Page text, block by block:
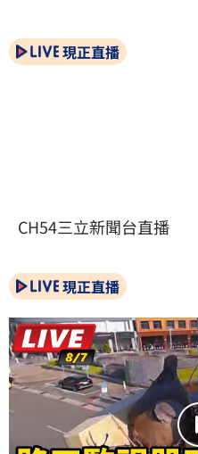
現正直播
CH54三立新聞台直播
現正直播